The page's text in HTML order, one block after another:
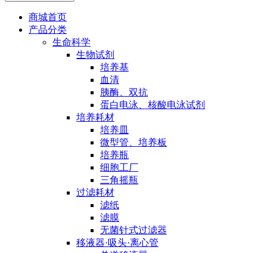
商城首页
产品分类
生命科学
生物试剂
培养基
血清
胰酶、双抗
蛋白电泳、核酸电泳试剂
培养耗材
培养皿
微型管、培养板
培养瓶
细胞工厂
三角摇瓶
过滤耗材
滤纸
滤膜
无菌针式过滤器
移液器·吸头·离心管